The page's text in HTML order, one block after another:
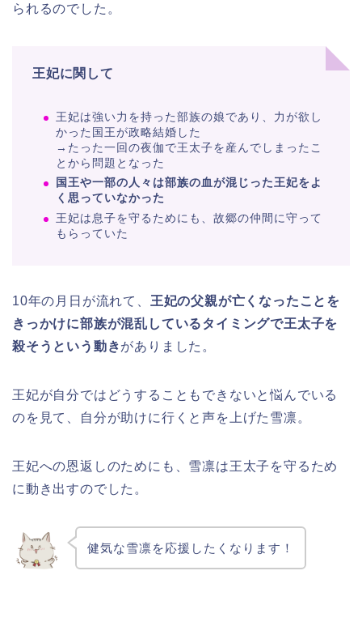
られるのでした。
王妃に関して
王妃は強い力を持った部族の娘であり、力が欲し
かった国王が政略結婚した
→たった一回の夜伽で王太子を産んでしまったこ
とから問題となった
国王や一部の人々は部族の血が混じった王妃をよ
く思っていなかった
王妃は息子を守るためにも、故郷の仲間に守って
もらっていた
10年の月日が流れて、 王妃の父親が亡くなったことを
きっかけに部族が混乱しているタイミングで王太子を
殺そうという動きがありました。
王妃が自分ではどうすることもできないと悩んでいる
のを見て、自分が助けに行くと声を上げた雪凛。
王妃への恩返しのためにも、雪凛は王太子を守るため
に動き出すのでした。
健気な雪凛を応援したくなります！